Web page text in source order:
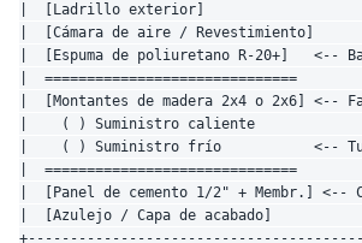
|  [Ladrillo exterior]
|  [Cámara de aire /
|  [Espuma de poliuretano R-20+]
|
|  [Montantes de madera 2x4 o 2x6] <--
|    ( ) Suministro caliente
|    ( ) Suministro frío           <--
|
|  [Panel de cemento 1/2" + Membr.]
|  [Azulejo / Capa de acabado]